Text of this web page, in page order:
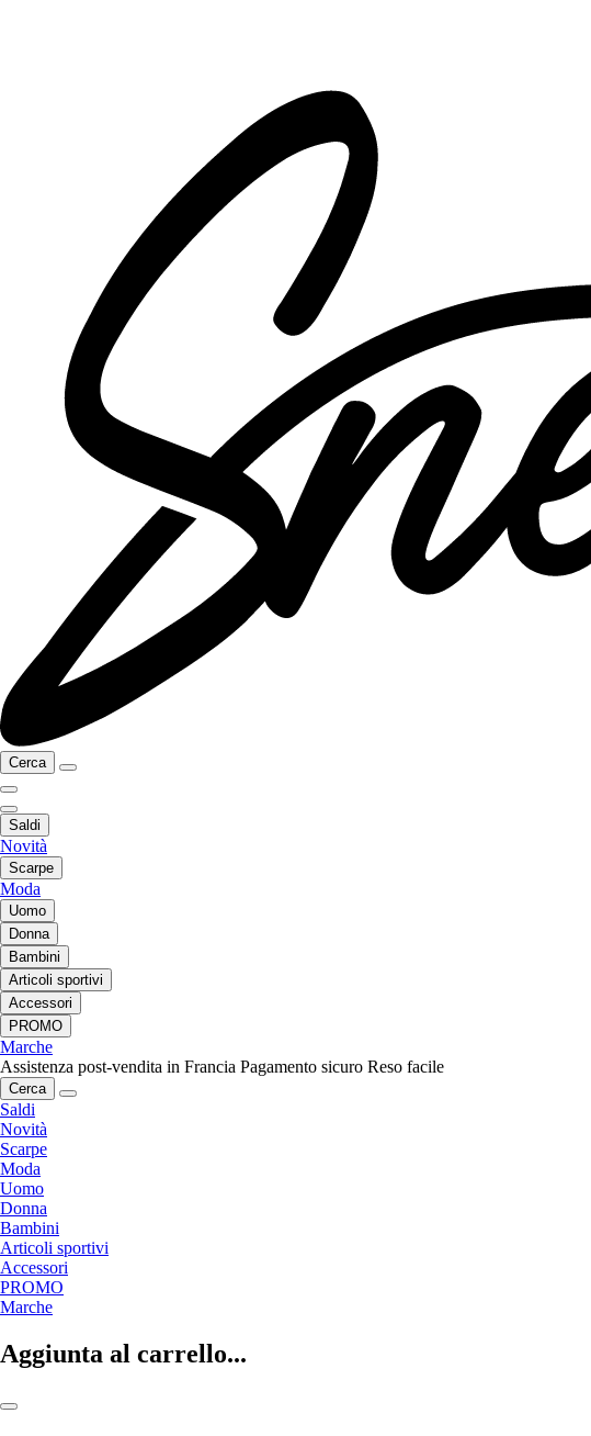
Cerca
Saldi
Novità
Scarpe
Moda
Uomo
Donna
Bambini
Articoli sportivi
Accessori
PROMO
Marche
Assistenza post-vendita in Francia Pagamento sicuro Reso facile
Cerca
Saldi
Novità
Scarpe
Moda
Uomo
Donna
Bambini
Articoli sportivi
Accessori
PROMO
Marche
Aggiunta al carrello...